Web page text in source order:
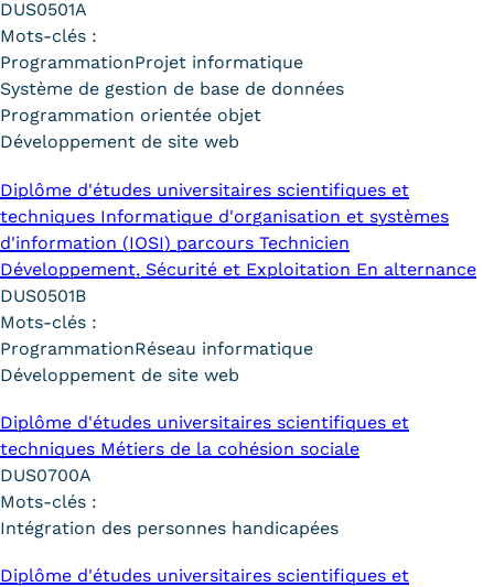
DUS0501A
Mots-clés :
ProgrammationProjet informatique
Système de gestion de base de données
Programmation orientée objet
Développement de site web
Diplôme d'études universitaires scientifiques et
techniques Informatique d'organisation et systèmes
d'information (IOSI) parcours Technicien
Développement, Sécurité et Exploitation En alternance
DUS0501B
Mots-clés :
ProgrammationRéseau informatique
Développement de site web
Diplôme d'études universitaires scientifiques et
techniques Métiers de la cohésion sociale
DUS0700A
Mots-clés :
Intégration des personnes handicapées
Diplôme d'études universitaires scientifiques et